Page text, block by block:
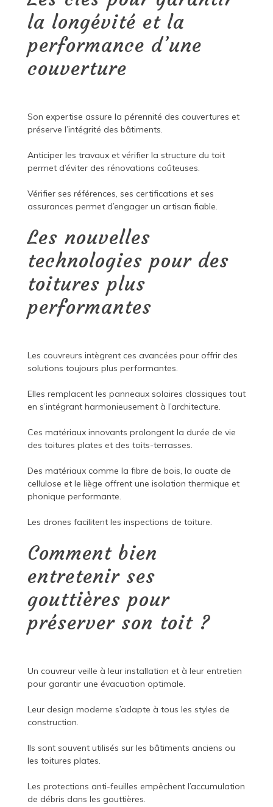
la longévité et la
performance d’une
couverture
Son expertise assure la pérennité des couvertures et
préserve l’intégrité des bâtiments.
Anticiper les travaux et vérifier la structure du toit
permet d’éviter des rénovations coûteuses.
Vérifier ses références, ses certifications et ses
assurances permet d’engager un artisan fiable.
Les nouvelles
technologies pour des
toitures plus
performantes
Les couvreurs intègrent ces avancées pour offrir des
solutions toujours plus performantes.
Elles remplacent les panneaux solaires classiques tout
en s’intégrant harmonieusement à l’architecture.
Ces matériaux innovants prolongent la durée de vie
des toitures plates et des toits-terrasses.
Des matériaux comme la fibre de bois, la ouate de
cellulose et le liège offrent une isolation thermique et
phonique performante.
Les drones facilitent les inspections de toiture.
Comment bien
entretenir ses
gouttières pour
préserver son toit ?
Un couvreur veille à leur installation et à leur entretien
pour garantir une évacuation optimale.
Leur design moderne s’adapte à tous les styles de
construction.
Ils sont souvent utilisés sur les bâtiments anciens ou
les toitures plates.
Les protections anti-feuilles empêchent l’accumulation
de débris dans les gouttières.